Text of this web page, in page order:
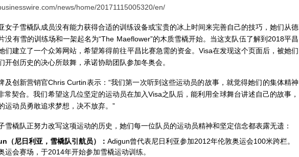
news/home/20171115005320/en/
女子雪橇队成员没有能力获得合适的训练设备或宝贵的冰上时间来完善自己的技巧，她们从德
没有雪的训练场和一架起名为“The Maeflower”的木质雪橇开始。当这支队伍了解到2018平昌
们建立了一个众筹网站，希望筹得前往平昌比赛急需的资金。Visa在发现这个页面后，被她们
开创历史的决心所鼓舞，承诺协助团队参加冬奥会。
及创新营销官Chris Curtin表示：“我们第一次听到这些运动员的故事，就觉得她们的集体精神
常契合。我们希望这几位坚定的运动员在加入Visa之队后，能利用全球舞台讲述自己的故事，
运动员勇敢追求梦想，决不放弃。”
雪橇队正努力改写这项运动的历史，她们每一位队员的运动员精神和坚定信念都表露无遗：
（尼日利亚，雪橇队引航员）： Adigun曾代表尼日利亚参加2012年伦敦奥运会100米跨栏。
运会赛场，于2014年开始参加雪橇运动训练。